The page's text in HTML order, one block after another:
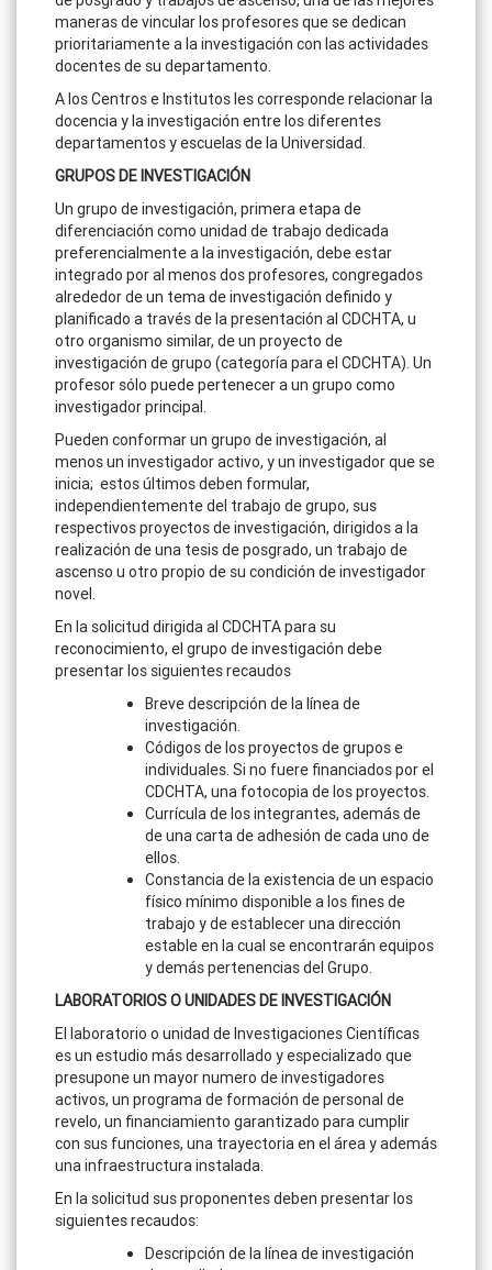
maneras de vincular los profesores que se dedican
prioritariamente a la investigación con las actividades
docentes de su departamento.
A los Centros e Institutos les corresponde relacionar la
docencia y la investigación entre los diferentes
departamentos y escuelas de la Universidad.
GRUPOS DE INVESTIGACIÓN
Un grupo de investigación, primera etapa de
diferenciación como unidad de trabajo dedicada
preferencialmente a la investigación, debe estar
integrado por al menos dos profesores, congregados
alrededor de un tema de investigación definido y
planificado a través de la presentación al CDCHTA, u
otro organismo similar, de un proyecto de
investigación de grupo (categoría para el CDCHTA). Un
profesor sólo puede pertenecer a un grupo como
investigador principal.
Pueden conformar un grupo de investigación, al
menos un investigador activo, y un investigador que se
inicia; estos últimos deben formular,
independientemente del trabajo de grupo, sus
respectivos proyectos de investigación, dirigidos a la
realización de una tesis de posgrado, un trabajo de
ascenso u otro propio de su condición de investigador
novel.
En la solicitud dirigida al CDCHTA para su
reconocimiento, el grupo de investigación debe
presentar los siguientes recaudos
Breve descripción de la línea de
investigación.
Códigos de los proyectos de grupos e
individuales. Si no fuere financiados por el
CDCHTA, una fotocopia de los proyectos.
Currícula de los integrantes, además de
de una carta de adhesión de cada uno de
ellos.
Constancia de la existencia de un espacio
físico mínimo disponible a los fines de
trabajo y de establecer una dirección
estable en la cual se encontrarán equipos
y demás pertenencias del Grupo.
LABORATORIOS O UNIDADES DE INVESTIGACIÓN
El laboratorio o unidad de Investigaciones Científicas
es un estudio más desarrollado y especializado que
presupone un mayor numero de investigadores
activos, un programa de formación de personal de
revelo, un financiamiento garantizado para cumplir
con sus funciones, una trayectoria en el área y además
una infraestructura instalada.
En la solicitud sus proponentes deben presentar los
siguientes recaudos:
Descripción de la línea de investigación